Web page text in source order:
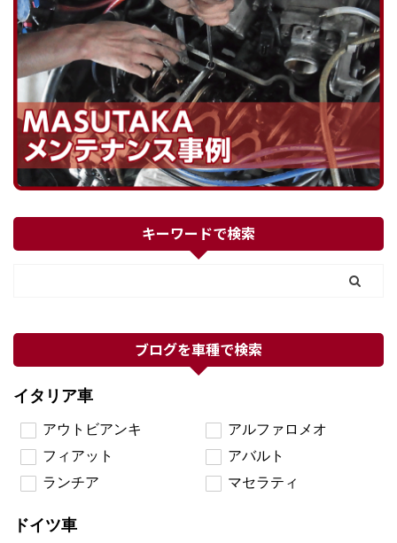
キーワードで検索
ブログを車種で検索
イタリア車
アウトビアンキ
アルファロメオ
フィアット
アバルト
ランチア
マセラティ
ドイツ車